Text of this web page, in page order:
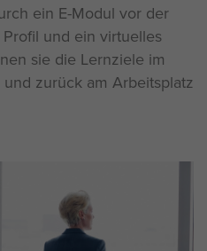
ein E-Modul vor der
und ein virtuelles
sie die Lernziele im
zurück am Arbeitsplatz